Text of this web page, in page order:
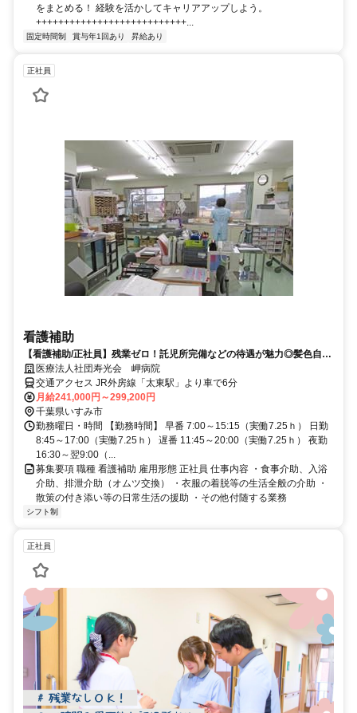
をまとめる！ 経験を活かしてキャリアアップしよう。
+++++++++++++++++++++++++++...
固定時間制 賞与年1回あり 昇給あり
正社員
看護補助
【看護補助/正社員】残業ゼロ！託児所完備などの待遇が魅力◎髪色自由
♪
医療法人社団寿光会 岬病院
交通アクセス JR外房線「太東駅」より車で6分
月給241,000円～299,200円
千葉県いすみ市
勤務曜日・時間 【勤務時間】 早番 7:00～15:15（実働7.25ｈ） 日勤
8:45～17:00（実働7.25ｈ） 遅番 11:45～20:00（実働7.25ｈ） 夜勤
16:30～翌9:00（...
募集要項 職種 看護補助 雇用形態 正社員 仕事内容 ・食事介助、入浴
介助、排泄介助（オムツ交換） ・衣服の着脱等の生活全般の介助 ・
散策の付き添い等の日常生活の援助 ・その他付随する業務
シフト制
正社員